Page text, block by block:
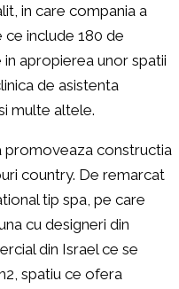
in care compania a
include 180 de
apropierea unor spatii
de asistenta
multe altele.
promoveaza constructia
country. De remarcat
tip spa, pe care
cu designeri din
din Israel ce se
spatiu ce ofera